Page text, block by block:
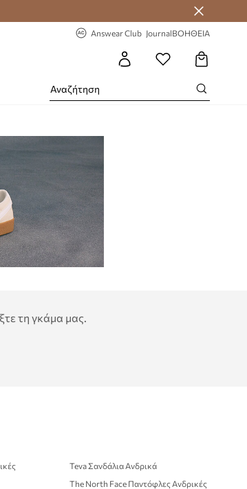
Answear Club JournalΒΟΗΘΕΙΑ
τη γκάμα μας.
Teva Σανδάλια Ανδρικά
The North Face Παντόφλες Ανδρικές